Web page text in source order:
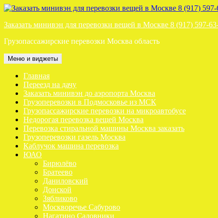
Перейти
содержимому
Заказать минивэн для перевозки вещей в Москве 8 (917) 597-
Грузопассажирские перевозки Москва область
Меню и виджеты
Главная
Переезд на дачу
Заказать минивэн до аэропорта Москва
Грузоперевозки в Подмосковье из МСК
Грузопассажирские перевозки на микроавтобусе
Недорогая перевозка вещей Москва
Перевозка стиральной машины Москва заказать
Грузоперевозки газель Москва
Каблучок машина перевозка
ЮАО
Бирюлёво
Братеево
Даниловский
Донской
Зябликово
Москворечье Сабурово
Нагатино Садовники